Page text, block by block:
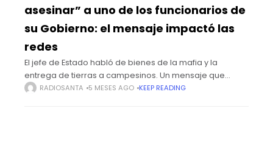
asesinar” a uno de los funcionarios de
su Gobierno: el mensaje impactó las
redes
El jefe de Estado habló de bienes de la mafia y la
entrega de tierras a campesinos. Un mensaje que
publicó este martes 17 de marzo el presidente de la
RADIOSANTA 5 MESES AGO KEEP READING